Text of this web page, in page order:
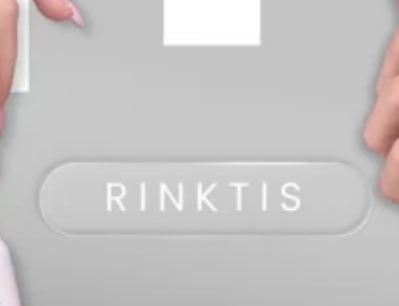
Prisijungti
Rewards“